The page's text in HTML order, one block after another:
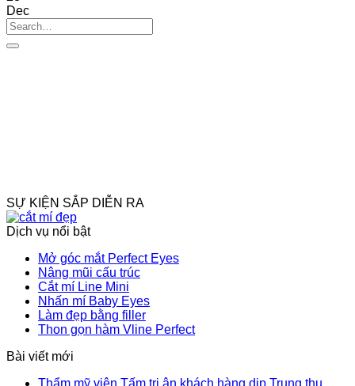
Dec
SỰ KIỆN SẮP DIỄN RA
Dịch vụ nổi bật
Mở góc mắt Perfect Eyes
Nâng mũi cấu trúc
Cắt mí Line Mini
Nhấn mí Baby Eyes
Làm đẹp bằng filler
Thon gọn hàm Vline Perfect
Bài viết mới